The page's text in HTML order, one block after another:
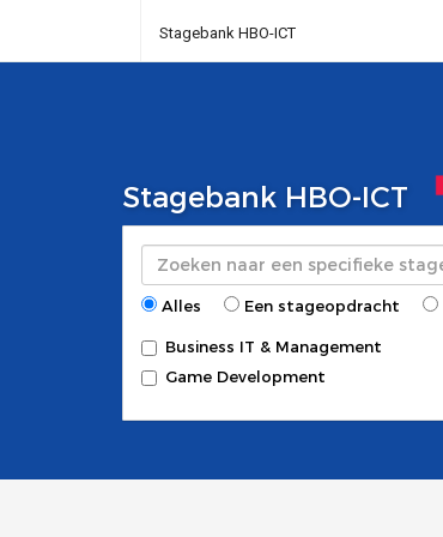
Stagebank HBO-ICT
Stagebank HBO-ICT
Zoeken
Alles Een stageopdracht
Business IT & Management
Game Development